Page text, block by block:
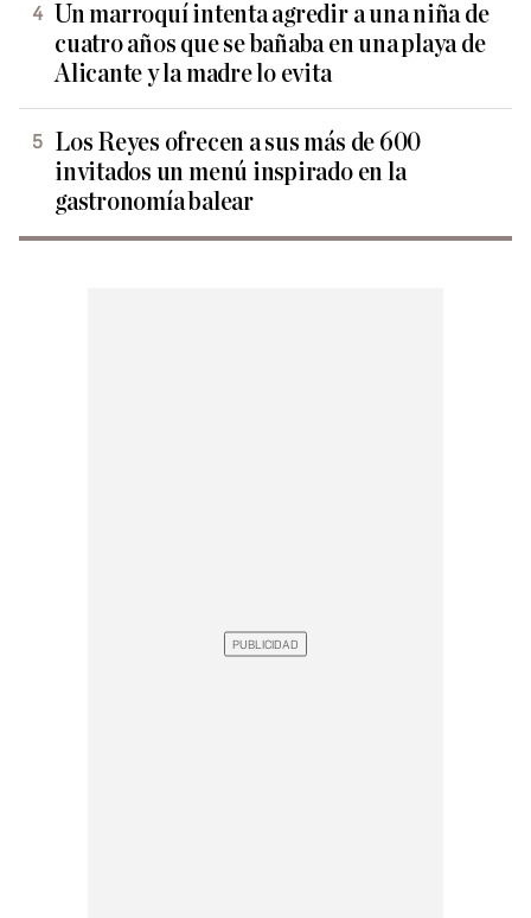
Un marroquí intenta agredir a una niña de
cuatro años que se bañaba en una playa de
Alicante y la madre lo evita
Los Reyes ofrecen a sus más de 600
invitados un menú inspirado en la
gastronomía balear